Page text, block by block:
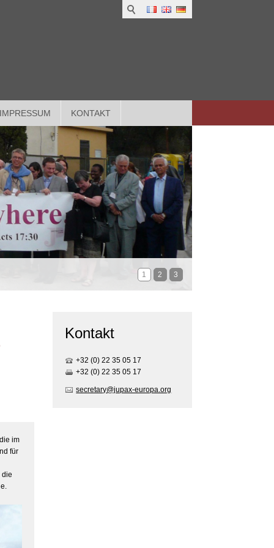
IMPRESSUM KONTAKT
1 2 3
im
für
die
Kontakt
+32 (0) 22 35 05 17
+32 (0) 22 35 05 17
secretary@jupax-europa.org